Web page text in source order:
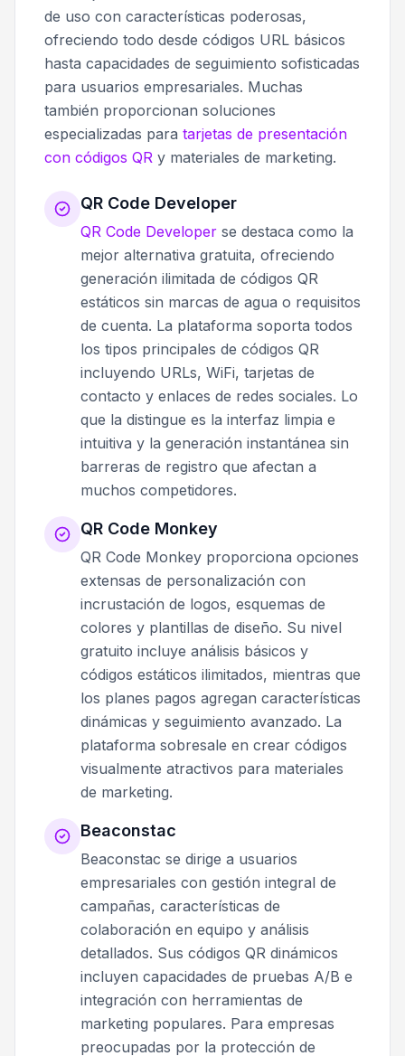
de uso con características poderosas,
ofreciendo todo desde códigos URL básicos
hasta capacidades de seguimiento sofisticadas
para usuarios empresariales. Muchas
también proporcionan soluciones
especializadas para tarjetas de presentación
con códigos QR y materiales de marketing.
QR Code Developer
QR Code Developer se destaca como la
mejor alternativa gratuita, ofreciendo
generación ilimitada de códigos QR
estáticos sin marcas de agua o requisitos
de cuenta. La plataforma soporta todos
los tipos principales de códigos QR
incluyendo URLs, WiFi, tarjetas de
contacto y enlaces de redes sociales. Lo
que la distingue es la interfaz limpia e
intuitiva y la generación instantánea sin
barreras de registro que afectan a
muchos competidores.
QR Code Monkey
QR Code Monkey proporciona opciones
extensas de personalización con
incrustación de logos, esquemas de
colores y plantillas de diseño. Su nivel
gratuito incluye análisis básicos y
códigos estáticos ilimitados, mientras que
los planes pagos agregan características
dinámicas y seguimiento avanzado. La
plataforma sobresale en crear códigos
visualmente atractivos para materiales
de marketing.
Beaconstac
Beaconstac se dirige a usuarios
empresariales con gestión integral de
campañas, características de
colaboración en equipo y análisis
detallados. Sus códigos QR dinámicos
incluyen capacidades de pruebas A/B e
integración con herramientas de
marketing populares. Para empresas
preocupadas por la protección de